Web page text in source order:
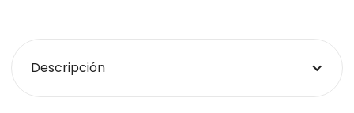
Descripción